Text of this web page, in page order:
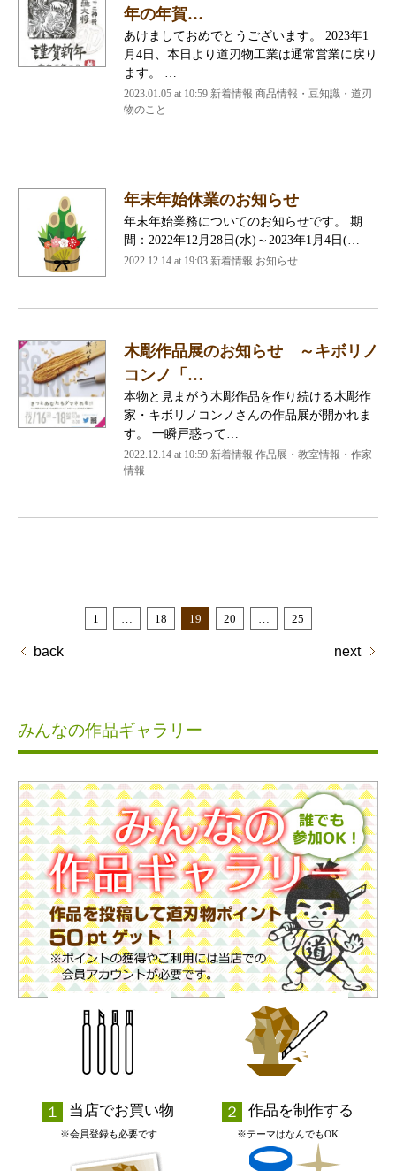
年の年賀…
あけましておめでとうございます。 2023年1
月4日、本日より道刃物工業は通常営業に戻り
ます。 …
2023.01.05 at 10:59 新着情報 商品情報・豆知識・道刃
物のこと
年末年始休業のお知らせ
年末年始業務についてのお知らせです。 期
間：2022年12月28日(水)～2023年1月4日(…
2022.12.14 at 19:03 新着情報 お知らせ
木彫作品展のお知らせ ～キボリノ
コンノ「…
本物と見まがう木彫作品を作り続ける木彫作
家・キボリノコンノさんの作品展が開かれま
す。 一瞬戸惑って…
2022.12.14 at 10:59 新着情報 作品展・教室情報・作家
情報
back
1 18 19 20 25
next
みんなの作品ギャラリー
当店でお買い物
※会員登録も必要です
作品を制作する
※テーマはなんでもOK